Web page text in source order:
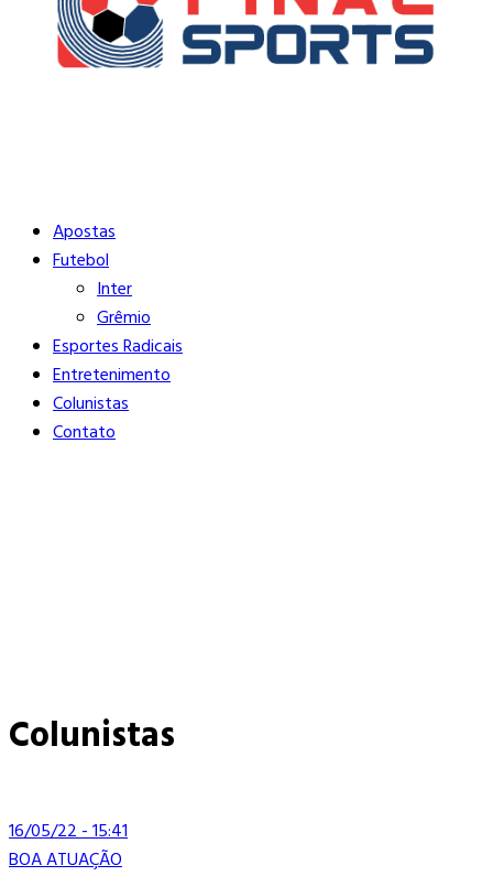
Buscar
Apostas
Futebol
Inter
Grêmio
Esportes Radicais
Entretenimento
Colunistas
Contato
Colunistas
16/05/22 - 15:41
BOA ATUAÇÃO